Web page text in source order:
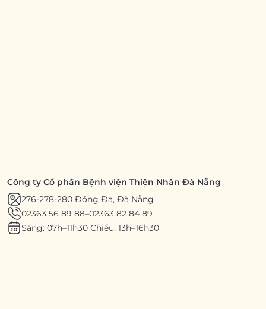
Công ty Cổ phần Bệnh viện Thiện Nhân Đà Nẵng
276-278-280 Đống Đa, Đà Nẵng
02363 56 89 88–02363 82 84 89
Sáng: 07h–11h30 Chiều: 13h–16h30